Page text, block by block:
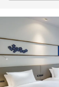
【素泊まり
プルステイ
現